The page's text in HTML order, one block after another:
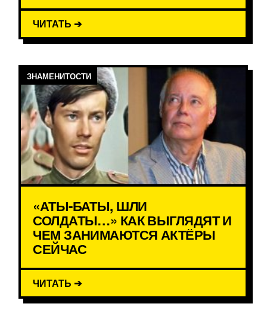
ЧИТАТЬ ➔
ЗНАМЕНИТОСТИ
«АТЫ-БАТЫ, ШЛИ
СОЛДАТЫ…» КАК ВЫГЛЯДЯТ И
ЧЕМ ЗАНИМАЮТСЯ АКТЁРЫ
СЕЙЧАС
ЧИТАТЬ ➔